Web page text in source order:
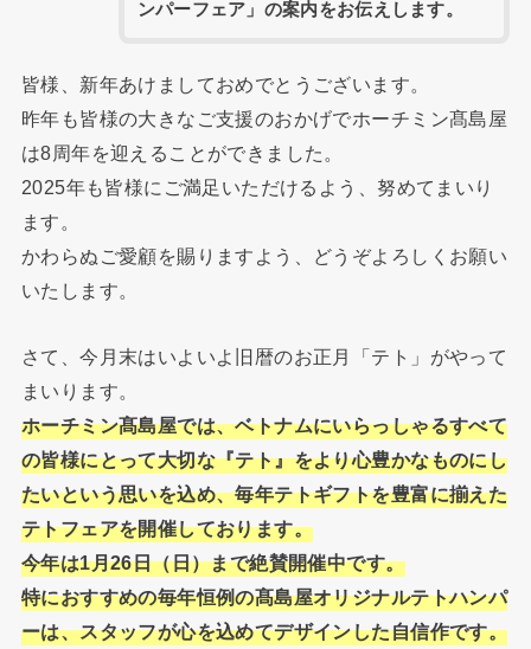
ンパーフェア」の案内をお伝えします。
皆様、新年あけましておめでとうございます。
昨年も皆様の大きなご支援のおかげでホーチミン髙島屋
は8周年を迎えることができました。
2025年も皆様にご満足いただけるよう、努めてまいり
ます。
かわらぬご愛顧を賜りますよう、どうぞよろしくお願い
いたします。
さて、今月末はいよいよ旧暦のお正月「テト」がやって
まいります。
ホーチミン髙島屋では、ベトナムにいらっしゃるすべて
の皆様にとって大切な『テト』をより心豊かなものにし
たいという思いを込め、毎年テトギフトを豊富に揃えた
テトフェアを開催しております。
今年は1月26日（日）まで絶賛開催中です。
特におすすめの毎年恒例の髙島屋オリジナルテトハンパ
ーは、スタッフが心を込めてデザインした自信作です。